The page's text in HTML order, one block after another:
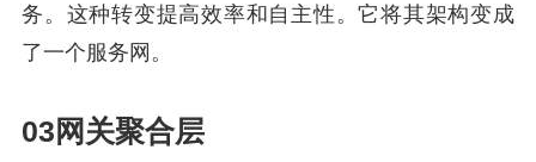
务。这种转变提高效率和自主性。它将其架构变成
了一个服务网。
03网关聚合层